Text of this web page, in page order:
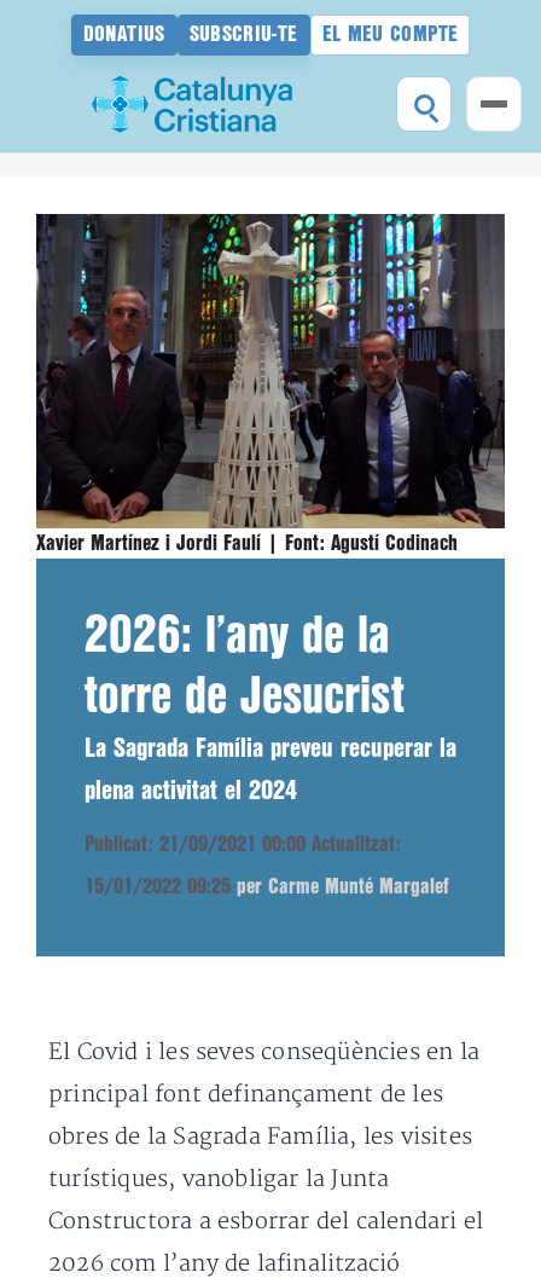
DONATIUS SUBSCRIU-TE EL MEU COMPTE
contingut
Xavier Martínez i Jordi Faulí | Font: Agustí Codinach
2026: l’any de la
torre de Jesucrist
La Sagrada Família preveu recuperar la
plena activitat el 2024
Publicat: 21/09/2021 00:00 Actualitzat:
15/01/2022 09:25 per Carme Munté Margalef
El Covid i les seves conseqüències en la
principal font definançament de les
obres de la Sagrada Família, les visites
turístiques, vanobligar la Junta
Constructora a esborrar del calendari el
2026 com l’any de lafinalització